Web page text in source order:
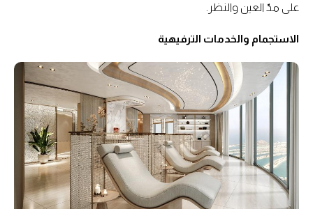
على مدّ العين والنظر.
الاستجمام والخدمات الترفيهية